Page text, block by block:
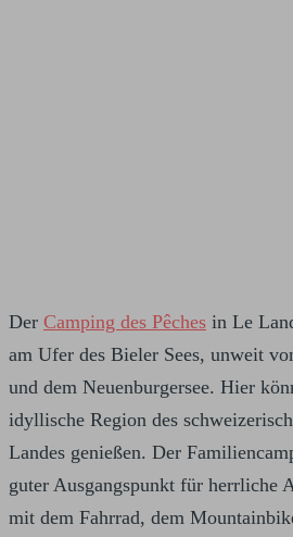
Der Camping des Pêches in Le
am Ufer des Bieler Sees, unweit
und dem Neuenburgersee. Hier
idyllische Region des
Landes genießen. Der
guter Ausgangspunkt für herrliche
mit dem Fahrrad, dem